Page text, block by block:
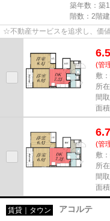
築年数：築
階数：2階建
☆不動産サービスを追求し、価
(管
敷
所
間
面
(管
敷
所
間
面
賃貸｜タウン アコルテ